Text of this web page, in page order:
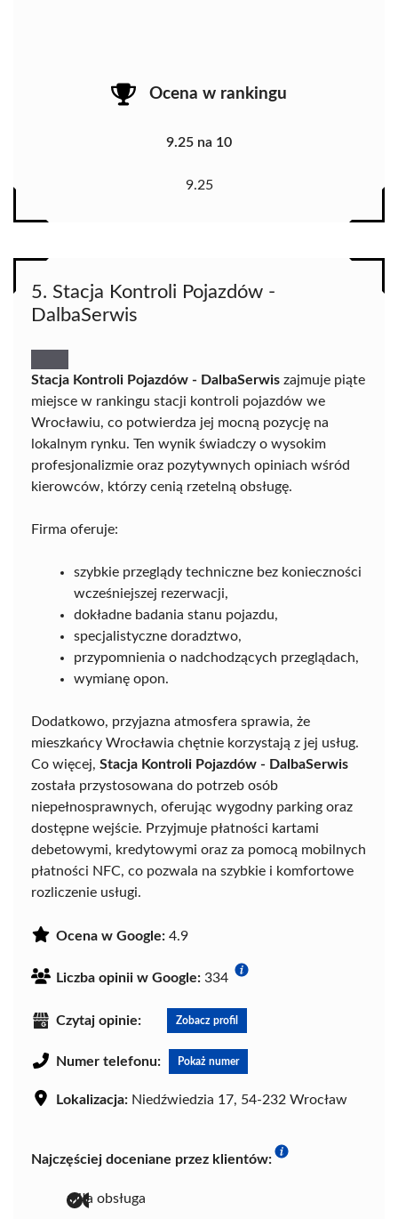
Ocena w rankingu
9.25 na 10
9.25
5. Stacja Kontroli Pojazdów -
DalbaSerwis
Stacja Kontroli Pojazdów - DalbaSerwis zajmuje piąte
miejsce w rankingu stacji kontroli pojazdów we
Wrocławiu, co potwierdza jej mocną pozycję na
lokalnym rynku. Ten wynik świadczy o wysokim
profesjonalizmie oraz pozytywnych opiniach wśród
kierowców, którzy cenią rzetelną obsługę.
Firma oferuje:
szybkie przeglądy techniczne bez konieczności
wcześniejszej rezerwacji,
dokładne badania stanu pojazdu,
specjalistyczne doradztwo,
przypomnienia o nadchodzących przeglądach,
wymianę opon.
Dodatkowo, przyjazna atmosfera sprawia, że
mieszkańcy Wrocławia chętnie korzystają z jej usług.
Co więcej, Stacja Kontroli Pojazdów - DalbaSerwis
została przystosowana do potrzeb osób
niepełnosprawnych, oferując wygodny parking oraz
dostępne wejście. Przyjmuje płatności kartami
debetowymi, kredytowymi oraz za pomocą mobilnych
płatności NFC, co pozwala na szybkie i komfortowe
rozliczenie usługi.
Ocena w Google: 4.9
Liczba opinii w Google: 334
Czytaj opinie: Zobacz profil
Numer telefonu: Pokaż numer
Lokalizacja: Niedźwiedzia 17, 54-232 Wrocław
Najczęściej doceniane przez klientów:
miła obsługa